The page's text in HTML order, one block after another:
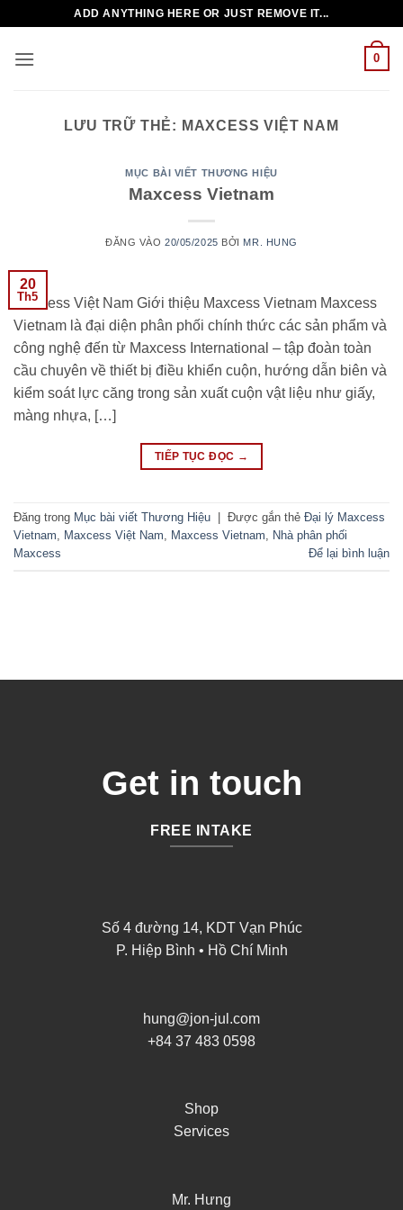
nội
ADD ANYTHING HERE OR JUST REMOVE IT...
0
LƯU TRỮ THẺ: MAXCESS VIỆT NAM
MỤC BÀI VIẾT THƯƠNG HIỆU
Maxcess Vietnam
ĐĂNG VÀO20/05/2025 BỞI MR. HUNG
20
Th5
Maxcess Việt Nam Giới thiệu Maxcess Vietnam Maxcess
Vietnam là đại diện phân phối chính thức các sản phẩm và
công nghệ đến từ Maxcess International – tập đoàn toàn
cầu chuyên về thiết bị điều khiển cuộn, hướng dẫn biên và
kiểm soát lực căng trong sản xuất cuộn vật liệu như giấy,
màng nhựa, […]
TIẾP TỤC ĐỌC →
Đăng trong Mục bài viết Thương Hiệu Được gắn thẻ Đại lý Maxcess
Vietnam
Maxcess Việt Nam Maxcess Vietnam
Nhà phân phối
Maxcess
Để lại bình luận
Get in touch
FREE INTAKE
Số 4 đường 14, KDT Vạn Phúc
P. Hiệp Bình • Hồ Chí Minh
hung@jon-jul.com
+84 37 483 0598
Shop
Services
Mr. Hưng